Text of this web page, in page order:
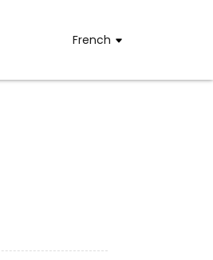
French